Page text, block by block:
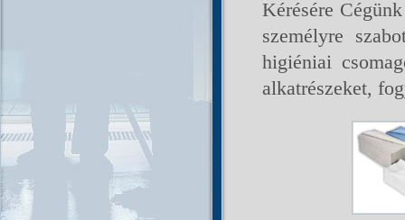
Kérésére
személyre
higiéniai
alkatrészeket,